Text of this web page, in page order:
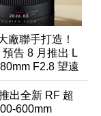
廠聯手打造！
告 8 月推出 L
F2.8 望遠
出全新 RF 超
600mm